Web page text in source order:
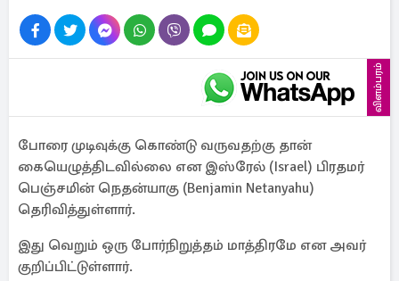
விளம்பரம்
போரை முடிவுக்கு கொண்டு வருவதற்கு தான்
கையெழுத்திடவில்லை என இஸ்ரேல் (Israel) பிரதமர்
பெஞ்சமின் நெதன்யாகு (Benjamin Netanyahu)
தெரிவித்துள்ளார்.
இது வெறும் ஒரு போர்நிறுத்தம் மாத்திரமே என அவர்
குறிப்பிட்டுள்ளார்.